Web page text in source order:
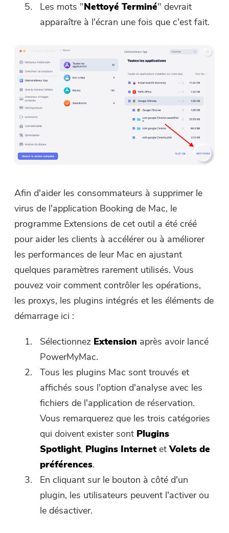
Les mots "Nettoyé Terminé" devrait
apparaître à l'écran une fois que c'est fait.
Afin d'aider les consommateurs à supprimer le
virus de l'application Booking de Mac, le
programme Extensions de cet outil a été créé
pour aider les clients à accélérer ou à améliorer
les performances de leur Mac en ajustant
quelques paramètres rarement utilisés. Vous
pouvez voir comment contrôler les opérations,
les proxys, les plugins intégrés et les éléments de
démarrage ici :
Sélectionnez Extension après avoir lancé
PowerMyMac.
Tous les plugins Mac sont trouvés et
affichés sous l'option d'analyse avec les
fichiers de l'application de réservation.
Vous remarquerez que les trois catégories
qui doivent exister sont Plugins
Spotlight, Plugins Internet etVolets de
préférences.
En cliquant sur le bouton à côté d'un
plugin, les utilisateurs peuvent l'activer ou
le désactiver.